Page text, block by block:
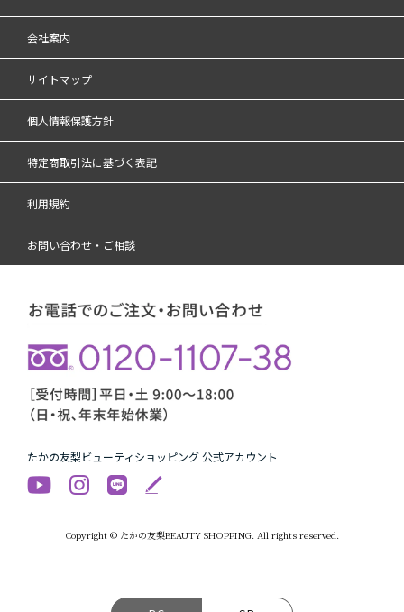
会社案内
サイトマップ
個人情報保護方針
特定商取引法に基づく表記
利用規約
お問い合わせ・ご相談
たかの友梨ビューティショッピング 公式アカウント
Copyright © たかの友梨BEAUTY SHOPPING. All rights reserved.